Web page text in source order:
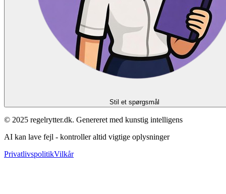
Stil et spørgsmål
© 2025 regelrytter.dk. Genereret med kunstig intelligens
AI kan lave fejl - kontroller altid vigtige oplysninger
PrivatlivspolitikVilkår